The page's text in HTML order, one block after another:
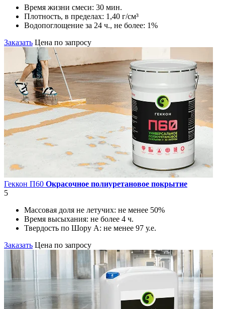
Время жизни смеси: 30 мин.
Плотность, в пределах: 1,40 г/см³
Водопоглощение за 24 ч., не более: 1%
Заказать Цена по запросу
Геккон П60 Окрасочное полиуретановое покрытие
5
Массовая доля не летучих: не менее 50%
Время высыхания: не более 4 ч.
Твердость по Шору А: не менее 97 у.е.
Заказать Цена по запросу